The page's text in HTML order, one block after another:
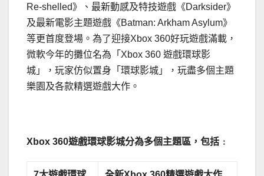
Re-shelled》、最新動感及特技遊戲《Darksider》
及最新電影主題遊戲《Batman: Arkham Asylum》
等更首度登場。為了迎接Xbox 360好玩遊戲滿載，
微軟今年的攤位名為「Xbox 360 遊戲環球影
城」，玩家仿似置身「環球影城」，玩盡多個主題
樂園及各款精選遊戲大作。
Xbox 360遊戲環球影城分為多個主題區，包括 ﹕